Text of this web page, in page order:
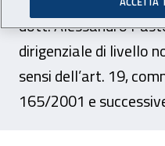
dott. Alessandro
dirigenziale di livello
sensi dell’art. 19,
165/2001 e